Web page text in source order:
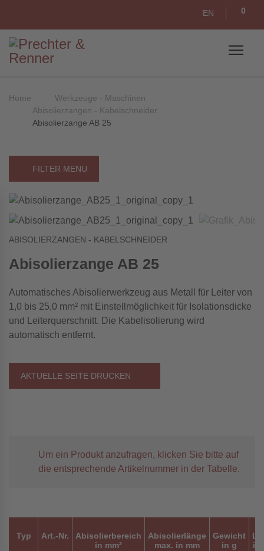
EN 0
Home
Werkzeuge - Maschinen
Abisolierzangen - Kabelschneider
Abisolierzange AB 25
FILTER MENU
ABISOLIERZANGEN - KABELSCHNEIDER
Abisolierzange AB 25
Automatisches Abisolierwerkzeug aus Metall für Leiter von
1,0 bis 25,0 mm² mit Einstellmöglichkeit für Isolationsdicke
und Leiterquerschnitt. Die Kabelisolierung wird
automatisch entfernt.
AKTUELLE SEITE DRUCKEN
Um ein Produkt anzufragen, klicken Sie bitte auf
die entsprechende Artikelnummer in der Tabelle.
Typ Art.-Nr.
Abisolierbereich
in mm²
Abisolierlänge
max. in mm
Gewicht
in g
in